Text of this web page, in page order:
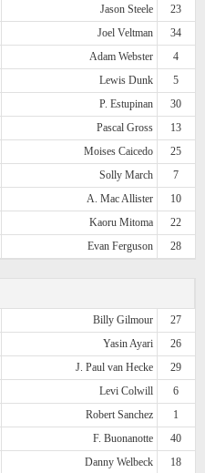
Jason Steele
23
Joel Veltman
34
Adam Webster
4
Lewis Dunk
5
P. Estupinan
30
Pascal Gross
13
Moises Caicedo
25
Solly March
7
A. Mac Allister
10
Kaoru Mitoma
22
Evan Ferguson 28
Billy Gilmour
27
Yasin Ayari
26
J. Paul van Hecke
29
Levi Colwill
6
Robert Sanchez
1
F. Buonanotte
40
Danny Welbeck
18